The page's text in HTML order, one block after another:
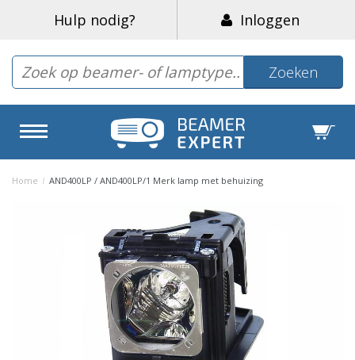
Hulp nodig? Inloggen
Zoeken
Home / AND400LP / AND400LP/1 Merk lamp met behuizing